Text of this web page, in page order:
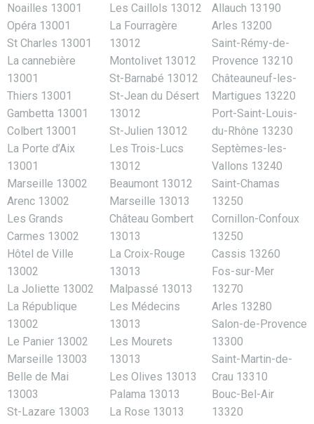
Noailles 13001
Opéra 13001
St Charles 13001
La cannebière
13001
Thiers 13001
Gambetta 13001
Colbert 13001
La Porte d’Aix
13001
Marseille 13002
Arenc 13002
Les Grands
Carmes 13002
Hôtel de Ville
13002
La Joliette 13002
La République
13002
Le Panier 13002
Marseille 13003
Belle de Mai
13003
St-Lazare 13003
Les Caillols 13012
La Fourragère
13012
Montolivet 13012
St-Barnabé 13012
St-Jean du Désert
13012
St-Julien 13012
Les Trois-Lucs
13012
Beaumont 13012
Marseille 13013
Château Gombert
13013
La Croix-Rouge
13013
Malpassé 13013
Les Médecins
13013
Les Mourets
13013
Les Olives 13013
Palama 13013
La Rose 13013
Allauch 13190
Arles 13200
Saint-Rémy-de-
Provence 13210
Châteauneuf-les-
Martigues 13220
Port-Saint-Louis-
du-Rhône 13230
Septèmes-les-
Vallons 13240
Saint-Chamas
13250
Cornillon-Confoux
13250
Cassis 13260
Fos-sur-Mer
13270
Arles 13280
Salon-de-Provence
13300
Saint-Martin-de-
Crau 13310
Bouc-Bel-Air
13320